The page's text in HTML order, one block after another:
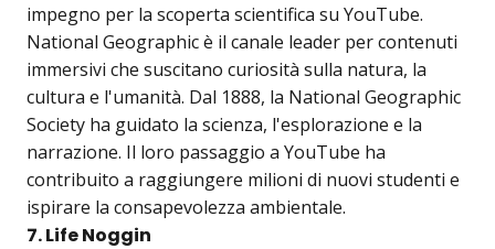
impegno per la scoperta scientifica su YouTube.
National Geographic è il canale leader per contenuti
immersivi che suscitano curiosità sulla natura, la
cultura e l'umanità. Dal 1888, la National Geographic
Society ha guidato la scienza, l'esplorazione e la
narrazione. Il loro passaggio a YouTube ha
contribuito a raggiungere milioni di nuovi studenti e
ispirare la consapevolezza ambientale.
7. Life Noggin